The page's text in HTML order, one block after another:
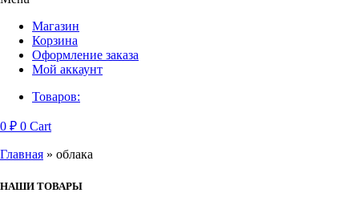
Магазин
Корзина
Оформление заказа
Мой аккаунт
Товаров:
0 ₽ 0 Cart
Главная » облака
НАШИ ТОВАРЫ